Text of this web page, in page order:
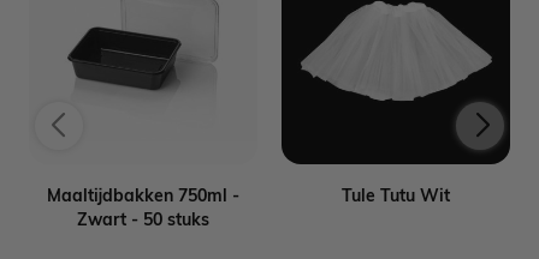
Maaltijdbakken 750ml -
Zwart - 50 stuks
Tule Tutu Wit